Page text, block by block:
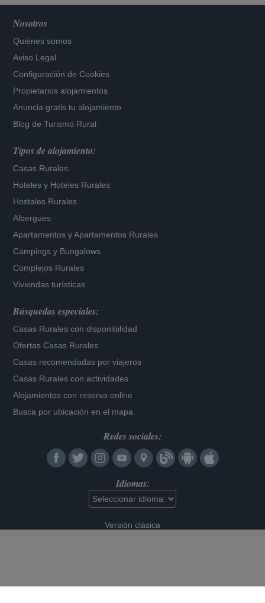
Nosotros
Quiénes somos
Aviso Legal
Configuración de Cookies
Propietarios alojamientos
Anuncia gratis tu alojamiento
Blog de Turismo Rural
Tipos de alojamiento:
Casas Rurales
Hoteles y Hoteles Rurales
Hostales Rurales
Albergues
Apartamentos yApartamentos Rurales
Campings y Bungalows
Complejos Rurales
Viviendas turísticas
Búsquedas especiales:
Casas Rurales con disponibilidad
Ofertas Casas Rurales
Casas recomendadas por viajeros
Casas Rurales con actividades
Alojamientos con reserva online
Busca por ubicación en el mapa
Redes sociales:
Idiomas:
Versión clásica